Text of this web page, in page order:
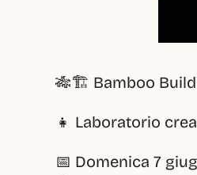
🎋🏗️ Bamboo
👧 Laboratorio
📅 Domenica 7